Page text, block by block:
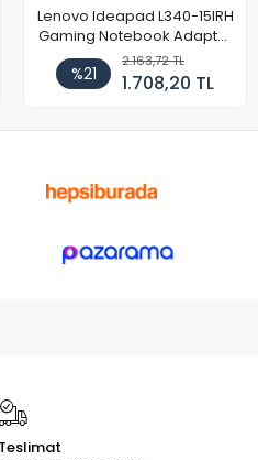
Lenovo Ideapad L340-15IRH
Gaming Notebook Adaptör
Cihazı Şarj Aleti (150W)
%21
2.163,72 TL
1.708,20 TL
Teslimat